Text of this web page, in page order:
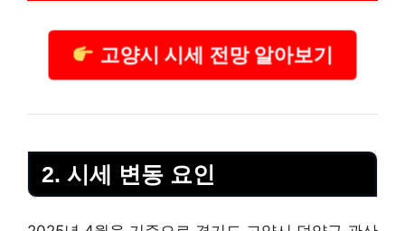
고양시 시세 전망 알아보기
2. 시세 변동 요인